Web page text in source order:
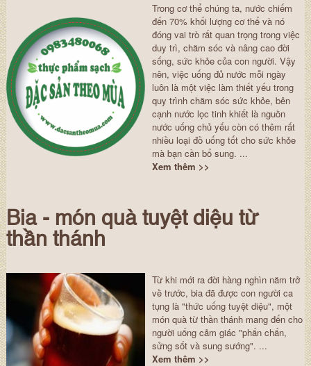
Trong cơ thể chúng ta, nước chiếm
đến 70% khối lượng cơ thể và nó
đóng vai trò rất quan trọng trong việc
duy trì, chăm sóc và nâng cao đời
sống, sức khỏe của con người. Vậy
nên, việc uống đủ nước mỗi ngày
luôn là một việc làm thiết yếu trong
quy trình chăm sóc sức khỏe, bên
cạnh nước lọc tinh khiết là nguồn
nước uống chủ yếu còn có thêm rất
nhiều loại đồ uống tốt cho sức khỏe
mà bạn cần bổ sung. ...
Xem thêm >>
Bia - món quà tuyệt diệu từ
thần thánh
Từ khi mới ra đời hàng nghìn năm trở
về trước, bia đã được con người ca
tụng là "thức uống tuyệt diệu", một
món quà từ thần thánh mang đến cho
người uống cảm giác "phấn chấn,
sửng sốt và sung sướng". ...
Xem thêm >>